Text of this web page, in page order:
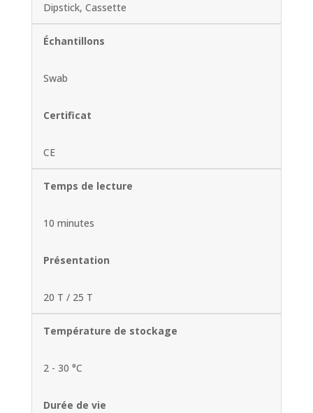
Dipstick, Cassette
Échantillons
Swab
Certificat
CE
Temps de lecture
10 minutes
Présentation
20 T / 25 T
Température de stockage
2 - 30 °C
Durée de vie